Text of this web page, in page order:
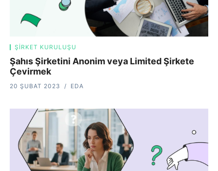
ŞIRKET KURULUŞU
Şahıs Şirketini Anonim veya Limited Şirkete
Çevirmek
20 ŞUBAT 2023 EDA